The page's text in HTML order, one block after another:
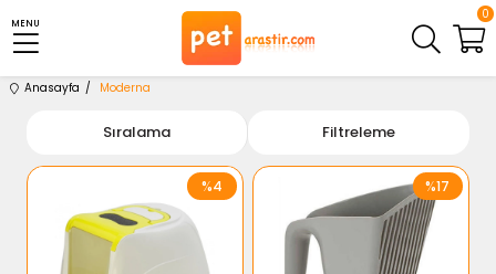
MENU
0
Anasayfa Moderna
Filtreleme
Sıralama
%4 %17